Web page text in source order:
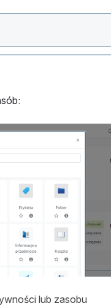
lub zasobu